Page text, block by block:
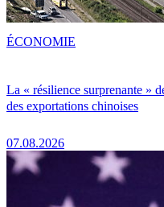
La « résilience surprenante »
des exportations chinoises
07.08.2026
ÉCONOMIE